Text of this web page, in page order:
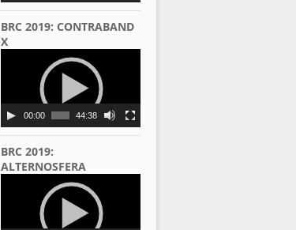
BRC 2019: CONTRABAND
X
00:00 44:38
BRC 2019:
ALTERNOSFERA